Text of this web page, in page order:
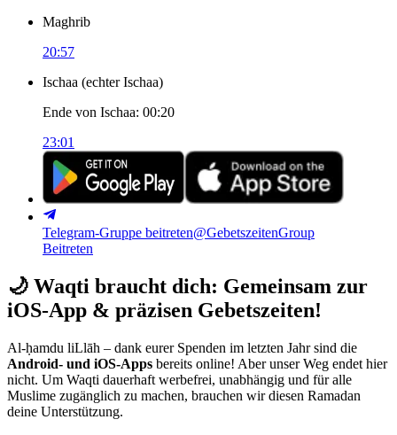
Maghrib
20:57
Ischaa (echter Ischaa)
Ende von Ischaa: 00:20
23:01
Telegram-Gruppe beitreten@GebetszeitenGroup
Beitreten
🌙 Waqti braucht dich: Gemeinsam zur
iOS-App & präzisen Gebetszeiten!
Al-ḥamdu liLlāh – dank eurer Spenden im letzten Jahr sind die
Android- und iOS-Apps bereits online! Aber unser Weg endet hier
nicht. Um Waqti dauerhaft werbefrei, unabhängig und für alle
Muslime zugänglich zu machen, brauchen wir diesen Ramadan
deine Unterstützung.